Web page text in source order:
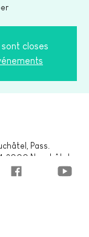
closes
Pass.
2000 Neuchâtel,